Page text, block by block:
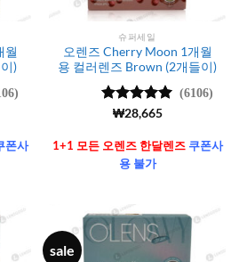
월
)
폰사
슈퍼세일
오렌즈 Cherry Moon 1개월
용 컬러렌즈 Brown (2개들이)
5 중에서
가됨
(6106)
₩28,665
1+1 모든 오렌즈 한달렌즈쿠폰사
용 불가
sale